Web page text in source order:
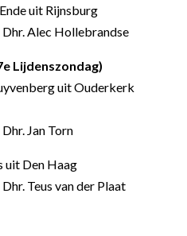
uit Rijnsburg
Alec Hollebrandse
eLijdenszondag)
uit Ouderkerk
Jan Torn
uit Den Haag
Teus van der Plaat